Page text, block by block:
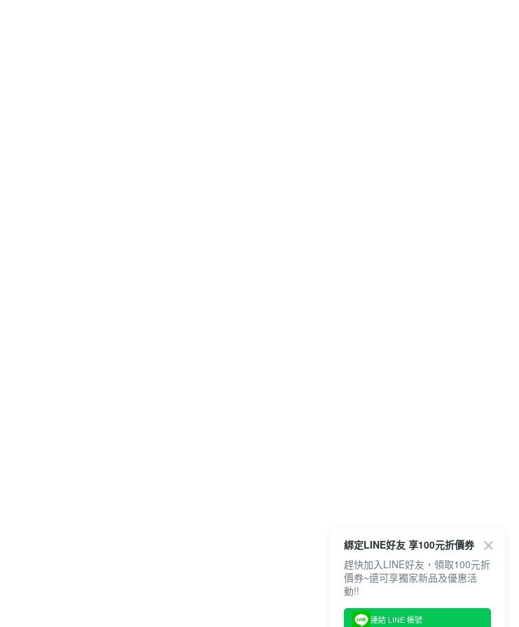
綁定LINE好友 享100元折價券
趕快加入LINE好友，領取100元折
價券~還可享獨家新品及優惠活
動!!
連結 LINE 帳號